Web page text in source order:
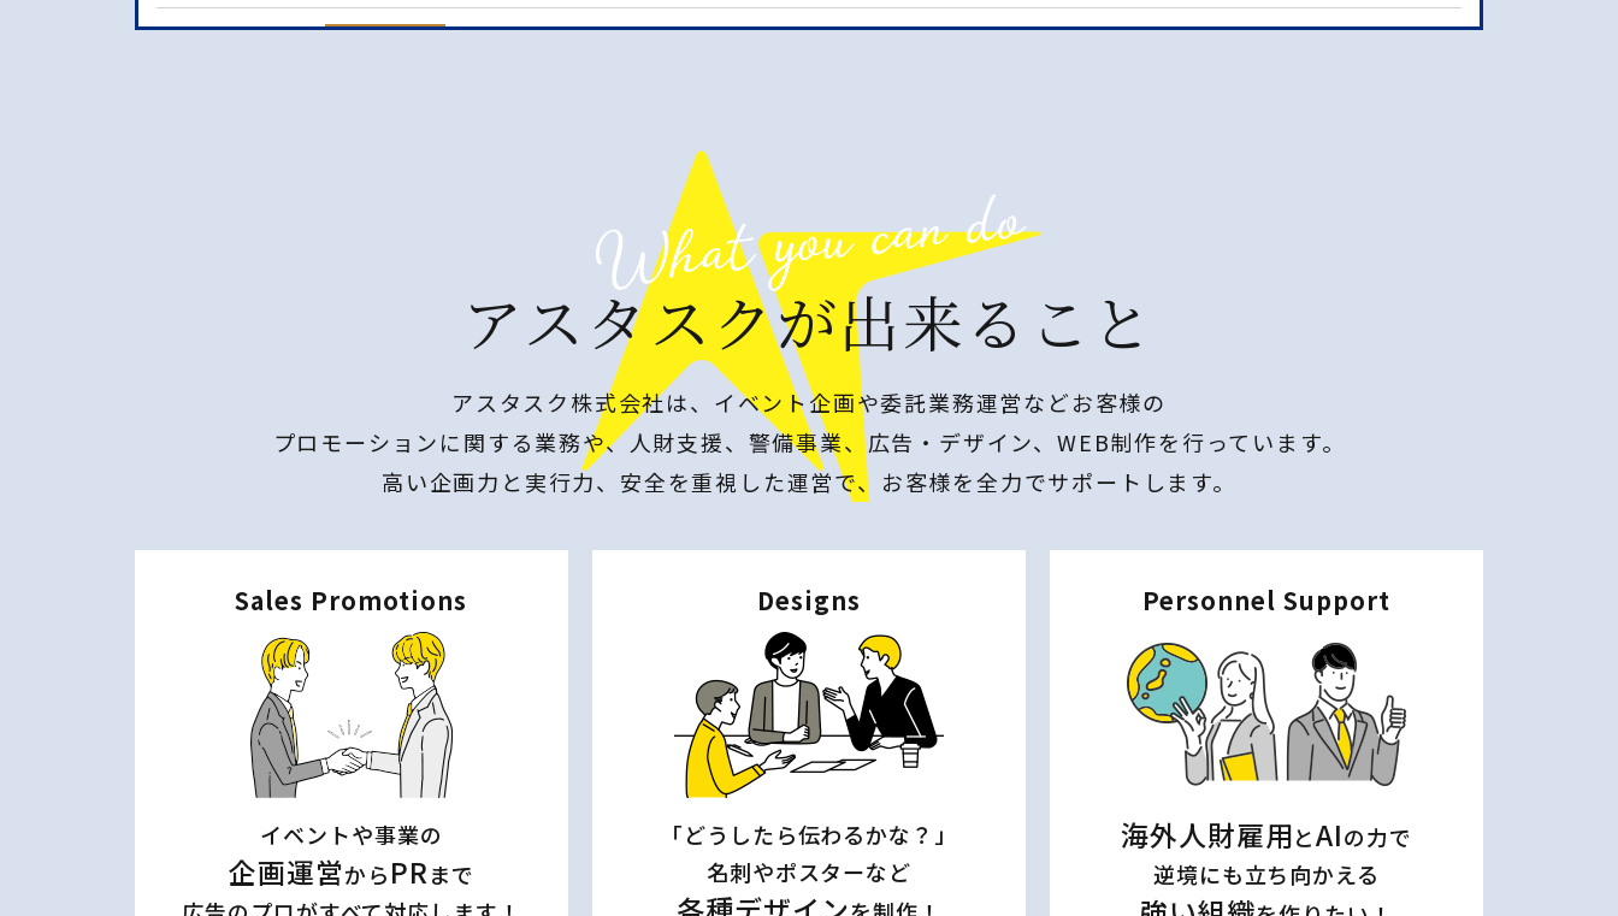
2024年03月04日 重要なお知らせ 唐津支社移転のお知らせ
アスタスクが出来ること
アスタスク株式会社は、イベント企画や委託業務運営などお客様の
プロモーションに関する業務や、人財支援、警備事業、広告・デザイン、WEB制作を行っています。
高い企画力と実行力、安全を重視した運営で、お客様を全力でサポートします。
Sales Promotions
イベントや事業の
企画運営からPRまで
Designs
「どうしたら伝わるかな？」
名刺やポスターなど
Personnel Support
海外人財雇用とAIの力で
逆境にも立ち向かえる